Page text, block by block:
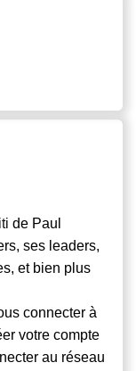
de Paul
ses leaders,
et bien plus
connecter à
votre compte
au réseau